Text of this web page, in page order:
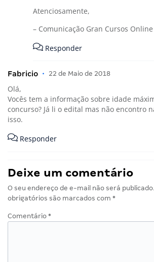
Atenciosamente,
– Comunicação Gran Cursos Online
Responder
Fabricio • 22 de Maio de 2018
Olá,
Vocês tem a informação sobre idade
concurso? Já li o edital mas não encontro
isso.
Responder
Deixe um comentário
O seu endereço de e-mail não será publicado.
obrigatórios são marcados com *
Comentário *